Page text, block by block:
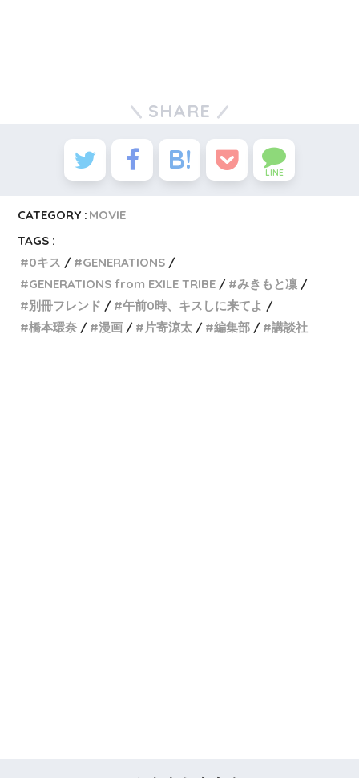
SHARE
LINE
CATEGORY : MOVIE
TAGS :
0キス
GENERATIONS
GENERATIONS from EXILE TRIBE
みきもと凜
別冊フレンド
午前0時、キスしに来てよ
橋本環奈
漫画 片寄涼太 編集部 講談社